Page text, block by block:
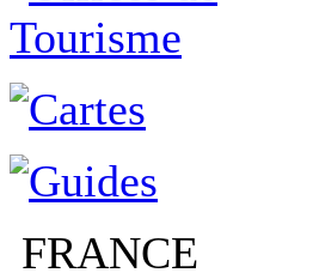
FRANCE